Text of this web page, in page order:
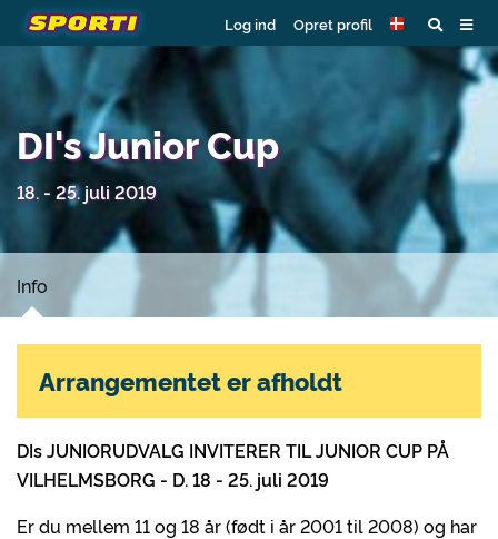
Log ind Opret profil
DI's Junior Cup
18. - 25. juli 2019
Info
DIs JUNIORUDVALG INVITERER TIL JUNIOR CUP PÅ
VILHELMSBORG - D. 18 - 25. juli 2019
Er du mellem 11 og 18 år (født i år 2001 til 2008) og har
Arrangementet er afholdt